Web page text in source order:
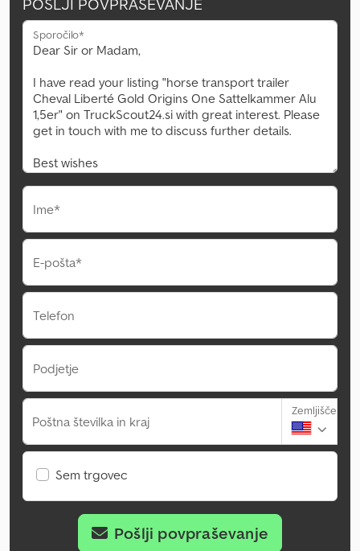
Sporočilo*
Ime*
E-pošta*
Telefon
Podjetje
Poštna številka in kraj
Zemljišče
Sem trgovec
Pošlji povpraševanje